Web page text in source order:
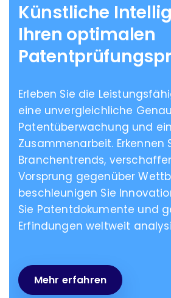
Künstliche
Ihren optimalen
Erleben Sie die
eine unvergleichliche
Patentüberwachung und
Zusammenarbeit. Erkennen
Branchentrends,
Vorsprung gegenüber
beschleunigen Sie
Sie Patentdokumente und
Erfindungen weltweit
Mehr erfahren